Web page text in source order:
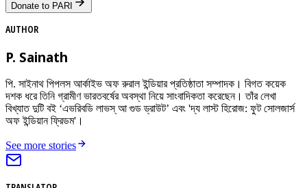
Donate to PARI
AUTHOR
P. Sainath
পি. সাইনাথ পিপলস আর্কাইভ অফ রুরাল ইন্ডিয়ার প্রতিষ্ঠাতা সম্পাদক। বিগত কয়েক
দশক ধরে তিনি গ্রামীণ ভারতবর্ষের অবস্থা নিয়ে সাংবাদিকতা করেছেন। তাঁর লেখা
বিখ্যাত দুটি বই ‘এভরিবডি লাভস্ আ গুড ড্রাউট’ এবং 'দ্য লাস্ট হিরোজ: ফুট সোলজার্স
অফ ইন্ডিয়ান ফ্রিডম'।
See more stories